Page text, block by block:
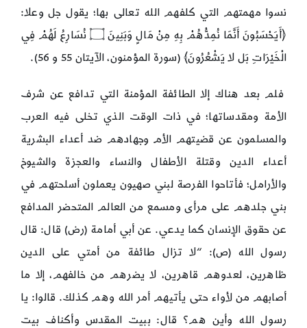
نسوا مهمتهم التي كلفهم الله تعالى بها؛ يقول جل وعلا:
﴿أَيَحْسَبُونَ أَنَّمَا نُمِدُّهُمْ بِهِ مِنْ مَالٍ وَبَنِينَ ۝ نُسَارِعُ لَهُمْ فِي
الْخَيْرَاتِ بَل لا يَشْعُرُونَ﴾ (سورة المؤمنون، الآيتان 55 و 56).
فلم بعد هناك إلا الطائفة المؤمنة التي تدافع عن شرف
الأمة ومقدساتها؛ في ذات الوقت الذي تخلى فيه العرب
والمسلمون عن قضيتهم الأم وجهادهم ضد أعداء البشرية
أعداء الدين وقتلة الأطفال والنساء والعجزة والشيوخ
والأرامل؛ فأتاحوا الفرصة لبني صهيون يعملون أسلحتهم في
بني جلدهم على مرأى ومسمع من العالم المتحضر المدافع
عن حقوق الإنسان كما يدعي. عن أبي أمامة (رض) قال: قال
رسول الله (ص): “لا تزال طائفة من أمتي على الدين
ظاهرين، لعدوهم قاهرين، لا يضرهم من خالفهم، إلا ما
أصابهم من لأواء حتى يأتيهم أمر الله وهم كذلك. قالوا: يا
رسول الله وأين هم؟ قال: ببيت المقدس وأكناف بيت